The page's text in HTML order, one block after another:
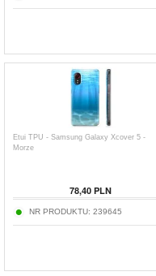
Etui TPU - Samsung Galaxy Xcover 5 -
Morze
78,40 PLN
NR PRODUKTU: 239645